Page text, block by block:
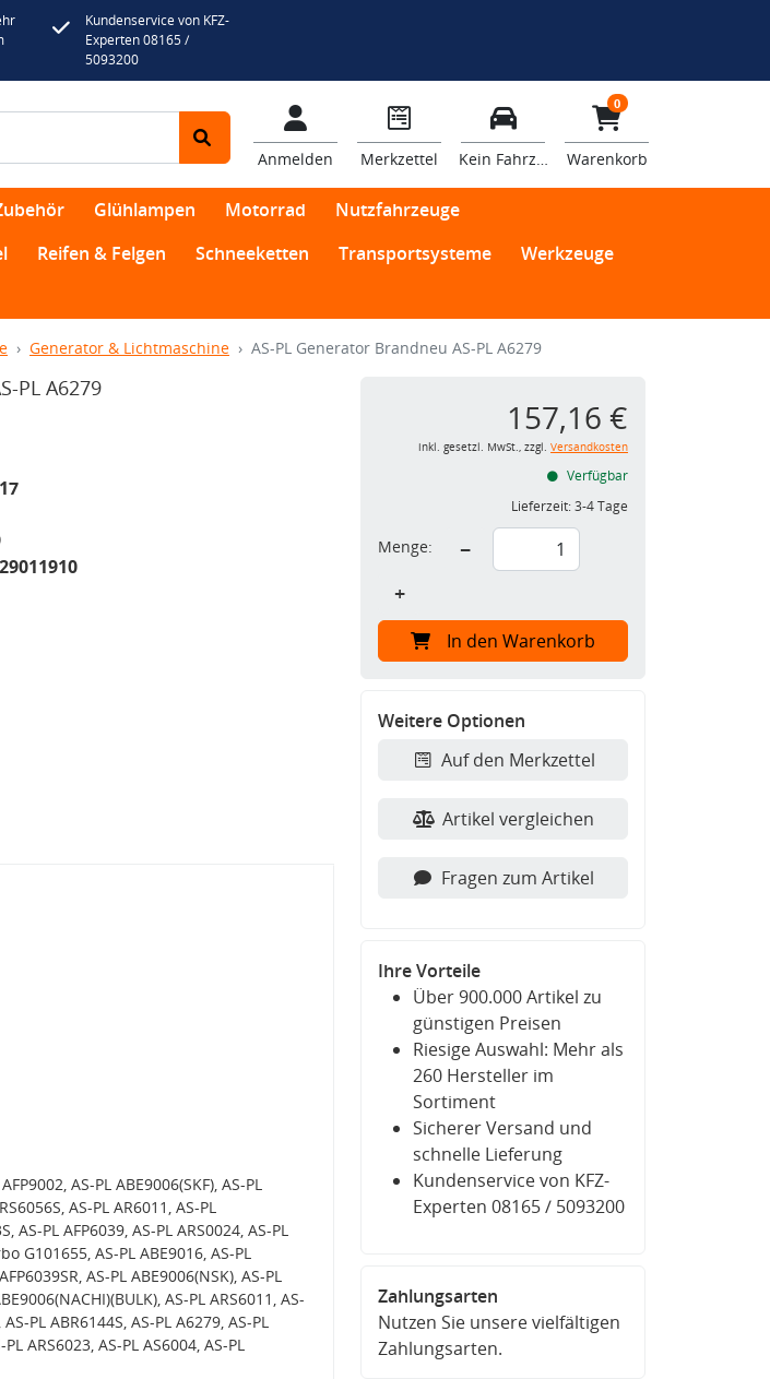
Kundenservice von KFZ-
Experten 08165 /
5093200
Anmelden Merkzettel Kein Fahrzeug
0
Warenkorb
Glühlampen Motorrad
Nutzfahrzeuge
Reifen & Felgen Schneeketten Transportsysteme
Werkzeuge
Generator & Lichtmaschine AS-PL Generator Brandneu AS-PL A6279
PL A6279
AS-PL ABE9006(SKF), AS-PL
AS-PL AR6011, AS-PL
AS-PL AFP6039, AS-PL ARS0024, AS-PL
G101655, AS-PL ABE9016, AS-PL
AS-PL ABE9006(NSK), AS-PL
AS-PL ARS6011, AS-
PL ABR6144S, AS-PL A6279, AS-PL
ARS6023, AS-PL AS6004, AS-PL
157,16 €
inkl. gesetzl. MwSt., zzgl. Versandkosten
Verfügbar
Lieferzeit:3-4 Tage
Menge:
−
+
In den Warenkorb
Weitere Optionen
Auf den Merkzettel
Artikel vergleichen
Fragen zum Artikel
Ihre Vorteile
Über 900.000 Artikel zu
günstigen Preisen
Riesige Auswahl: Mehr als
260 Hersteller im
Sortiment
Sicherer Versand und
schnelle Lieferung
Kundenservice von KFZ-
Experten 08165 / 5093200
Zahlungsarten
Nutzen Sie unsere vielfältigen
Zahlungsarten.